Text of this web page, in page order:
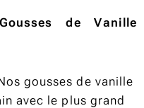
de Vanille
gousses de vanille
avec le plus grand